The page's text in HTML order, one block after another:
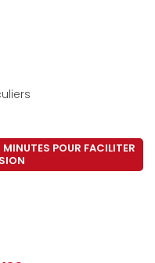
POUR FACILITER